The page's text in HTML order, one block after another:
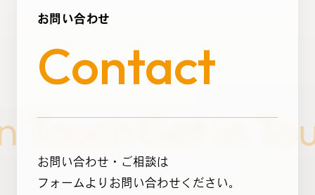
Contact
お問い合わせ
お問い合わせ・ご相談は
フォームよりお問い合わせください。